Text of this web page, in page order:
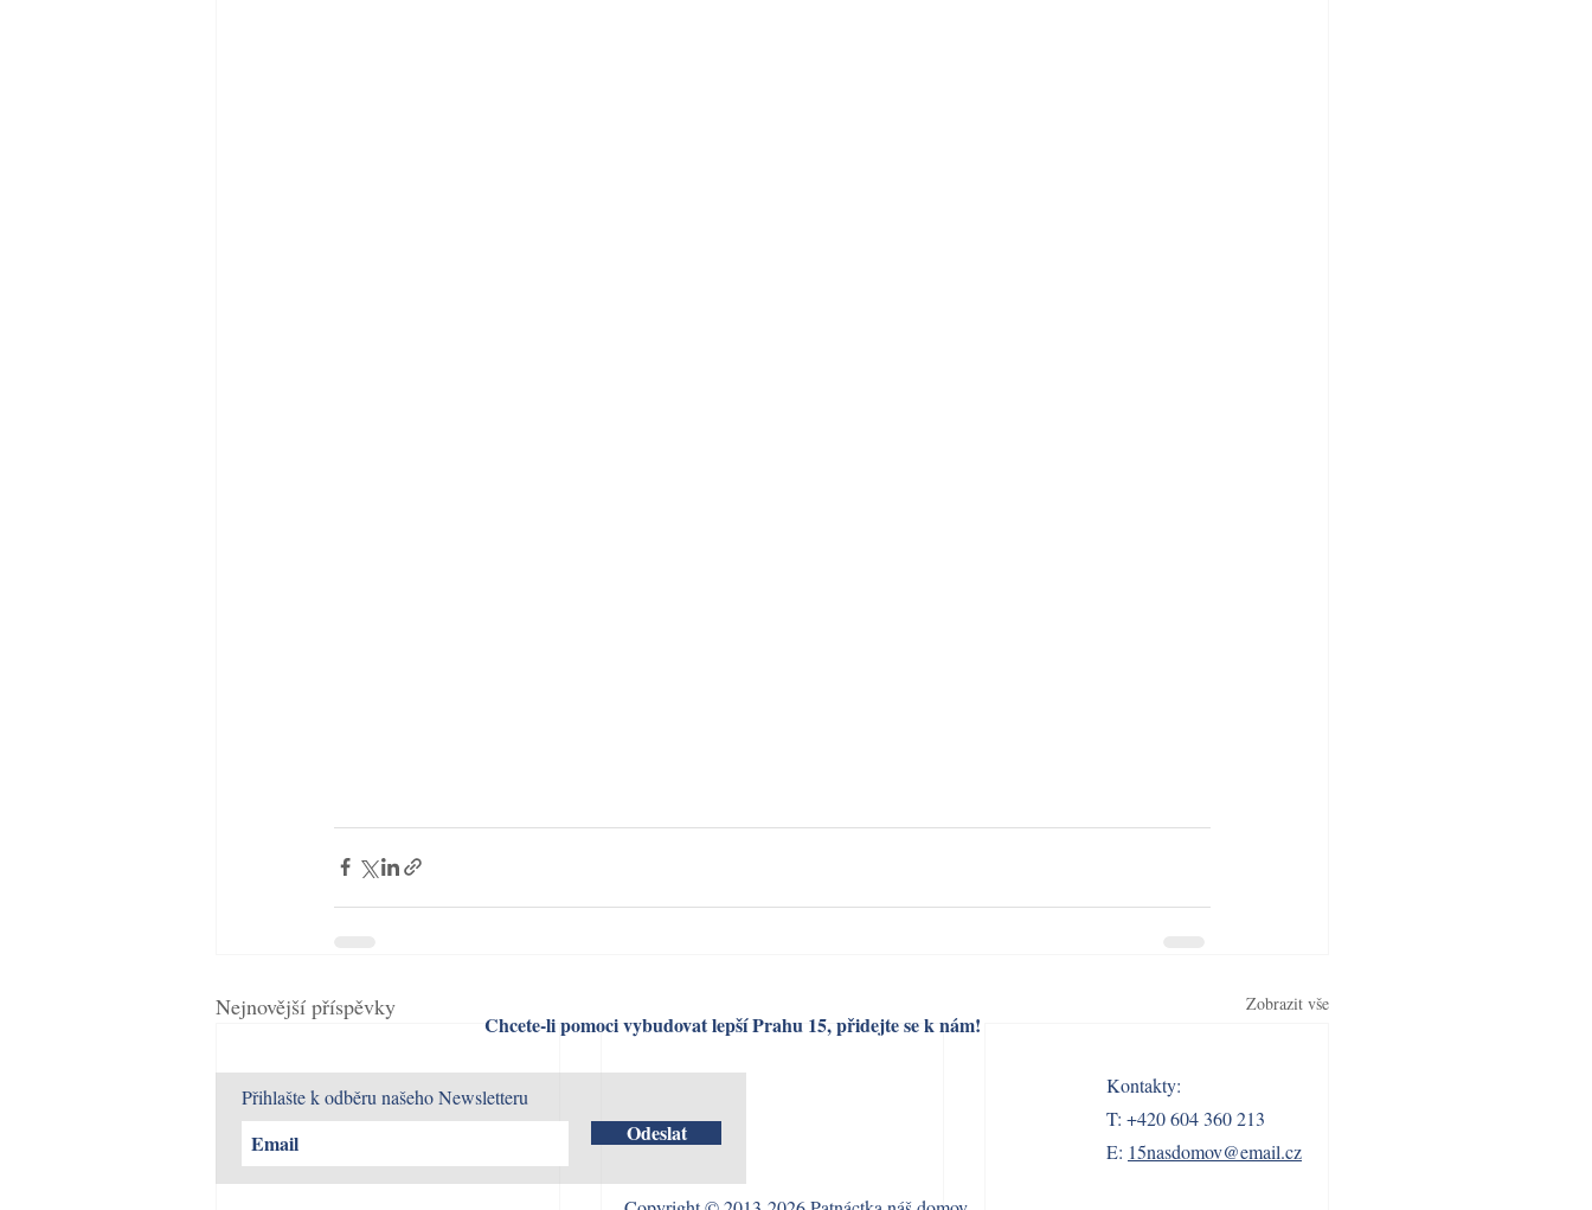
Nejnovější příspěvky Zobrazit vše
Chcete-li pomoci vybudovat lepší Prahu 15, přidejte se k nám!
Přihlašte k odběru našeho Newsletteru
Odeslat
Kontakty:
T: +420 604 360 213
E: 15nasdomov@email.cz